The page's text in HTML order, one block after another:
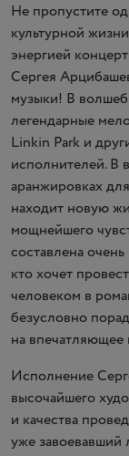
Не пропустите
культурной
энергией
Сергея
музыки! В
легендарные
Linkin Park и
исполнителей. В
аранжировках
находит новую
мощнейшего
составлена
кто хочет
человеком в
безусловно
на впечатляющее
Исполнение
высочайшего
и качества
уже завоевавший